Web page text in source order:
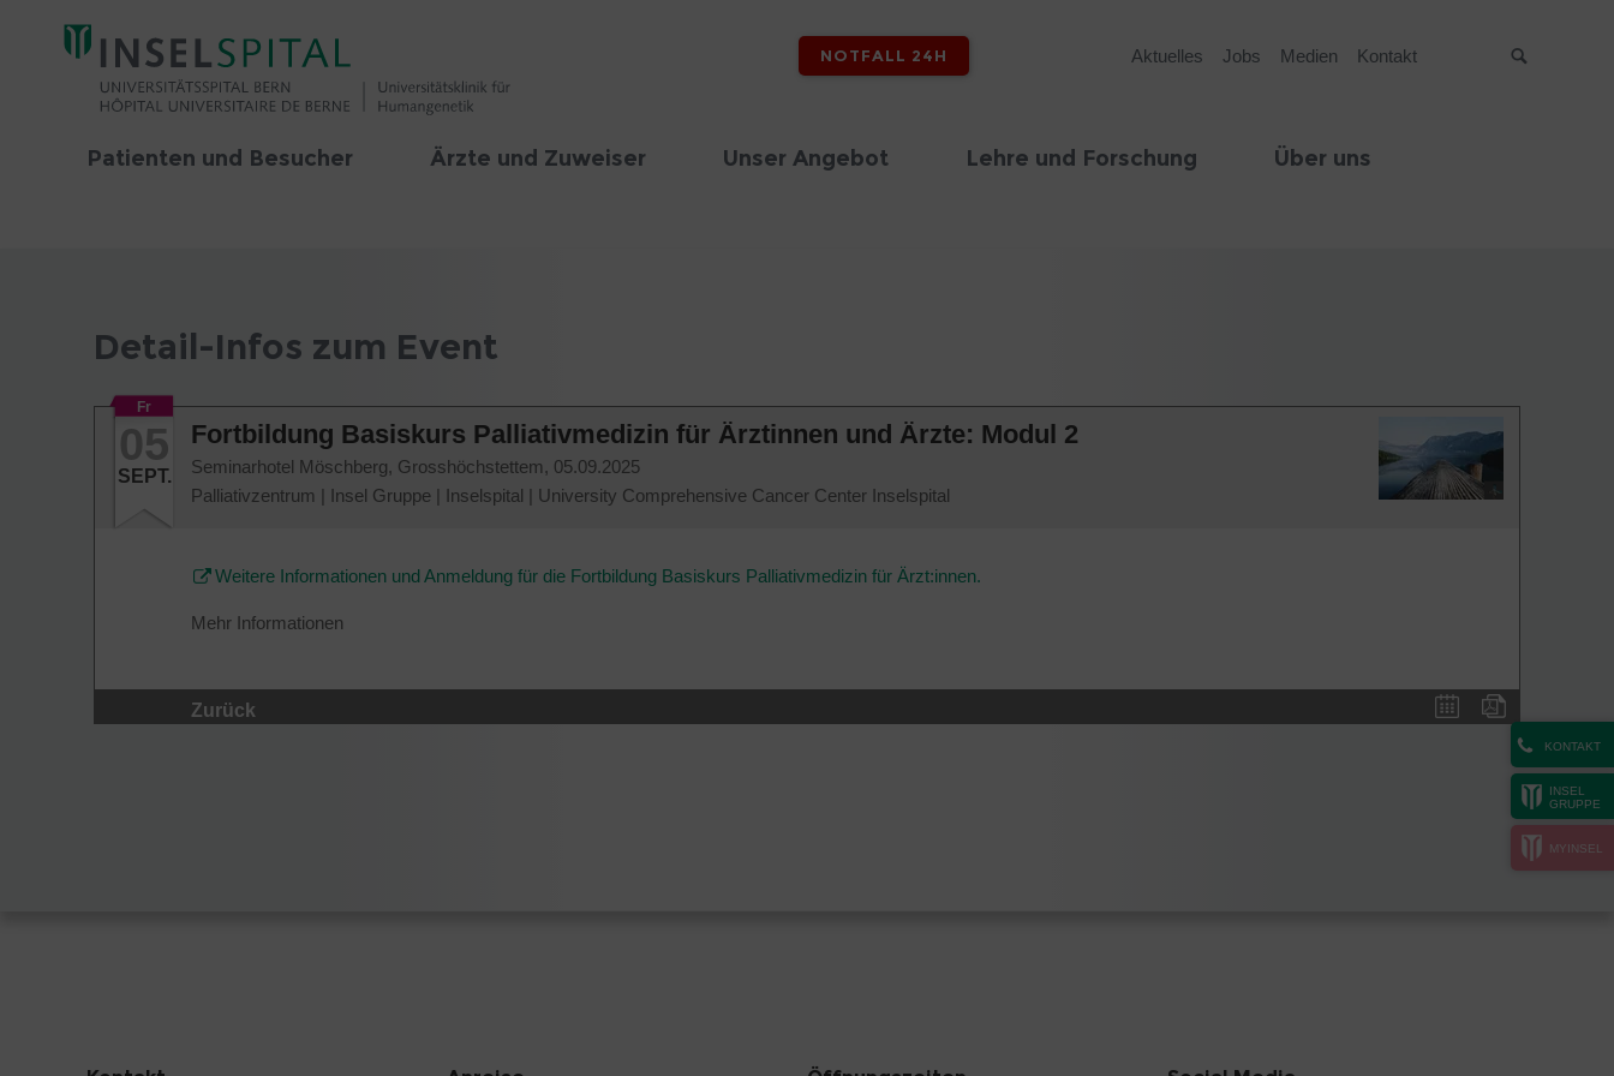
NOTFALL 24H Aktuelles Jobs Medien Kontakt
Patienten und Besucher Ärzte und Zuweiser Unser Angebot Lehre und Forschung Über uns
KONTAKT
INSEL
GRUPPE
MYINSEL
Detail-Infos zum Event
Fr
05
SEPT.
Fortbildung Basiskurs Palliativmedizin für Ärztinnen und Ärzte: Modul 2
Seminarhotel Möschberg, Grosshöchstettem, 05.09.2025
Palliativzentrum | Insel Gruppe | Inselspital | University Comprehensive Cancer Center Inselspital
Weitere Informationen und Anmeldung für die Fortbildung Basiskurs Palliativmedizin für Ärzt:innen.
Mehr Informationen
Zurück